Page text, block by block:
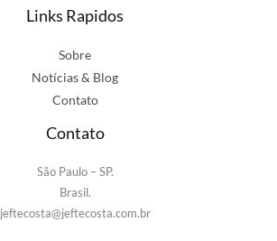
Links Rapidos
Sobre
Notícias & Blog
Contato
Contato
São Paulo – SP.
Brasil.
jeftecosta@jeftecosta.com.br